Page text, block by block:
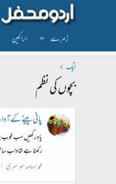
زمرے اراکین
ٹیگ
بچوں کی نظم
پانی پینے کے
یاد رکھیں سب خوب
رکھنا ہے شاداب
محمد اسامہ سَرسَری